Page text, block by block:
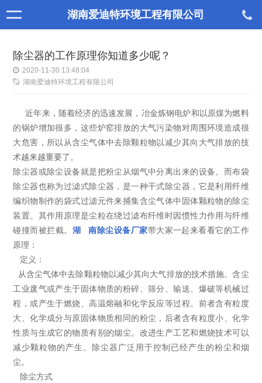
湖南爱迪特环境工程有限公司
除尘器的工作原理你知道多少呢？
2020-11-30 13:48:04
湖南爱迪特环境工程有限公司
近年来，随着经济的迅速发展，冶金炼钢电炉和以原煤为燃料
的锅炉增加很多，这些炉窑排放的大气污染物对周围环境造成很
大危害，所以从含尘气体中去除颗粒物以减少其向大气排放的技
术越来越重要了。
除尘器或除尘设备就是把粉尘从烟气中分离出来的设备。而布袋
除尘器也称为过滤式除尘器，是一种干式除尘器，它是利用纤维
编织物制作的袋式过滤元件来捕集含尘气体中固体颗粒物的除尘
装置。其作用原理是尘粒在绕过滤布纤维时因惯性力作用与纤维
碰撞而被拦截。 湖 南除尘设备厂家带大家一起来看看它的工作
原理：
定义：
从含尘气体中去除颗粒物以减少其向大气排放的技术措施。含尘
工业废气或产生于固体物质的粉碎、筛分、输送、爆破等机械过
程，或产生于燃烧、高温熔融和化学反应等过程。前者含有粒度
大、化学成分与原固体物质相同的粉尘，后者含有粒度小、化学
性质与生成它的物质有别的烟尘。改进生产工艺和燃烧技术可以
减少颗粒物的产生。除尘器广泛用于控制已经产生的粉尘和烟
尘。
除尘方式